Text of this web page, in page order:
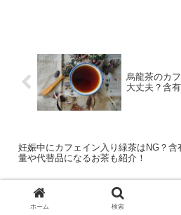
烏龍茶のカ
大丈夫？含
妊娠中にカフェイン入り緑茶はNG？含
量や代替品になるお茶も紹介！
ホーム 検索